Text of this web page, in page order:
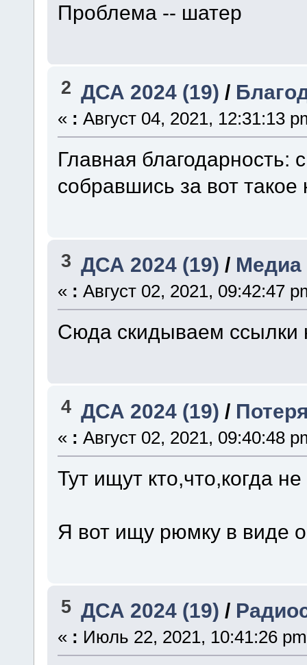
Проблема -- шатер
2 ДСА 2024 (19) /
« : Август 04, 2021, 12:31:13
Главная благодарность:
собравшись за вот такое
3 ДСА 2024 (19) / Медиа
« : Август 02, 2021, 09:42:47
Сюда скидываем ссылки
4 ДСА 2024 (19) /
« : Август 02, 2021, 09:40:48
Тут ищут кто,что,когда
Я вот ищу рюмку в виде
5 ДСА 2024 (19) /
« : Июль 22, 2021, 10:41:26